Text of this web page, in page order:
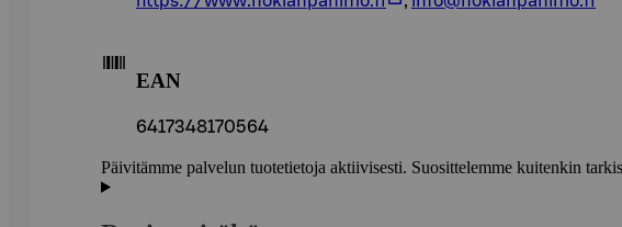
EAN
6417348170564
Päivitämme palvelun tuotetietoja aktiivisesti. Suosittelemme kuitenkin